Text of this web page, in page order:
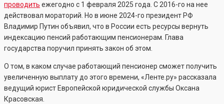
проводить ежегодно с 1 февраля 2025 года. С 2016-го на нее
действовал мораторий. Но в июне 2024-го президент РФ
Владимир Путин объявил, что в России есть ресурсы вернуть
индексацию пенсий работающим пенсионерам. Глава
государства поручил принять закон об этом.
О том, в каком случае работающий пенсионер сможет получить
увеличенную выплату до этого времени, «Ленте.ру» рассказала
ведущий юрист Европейской юридической службы Оксана
Красовская.